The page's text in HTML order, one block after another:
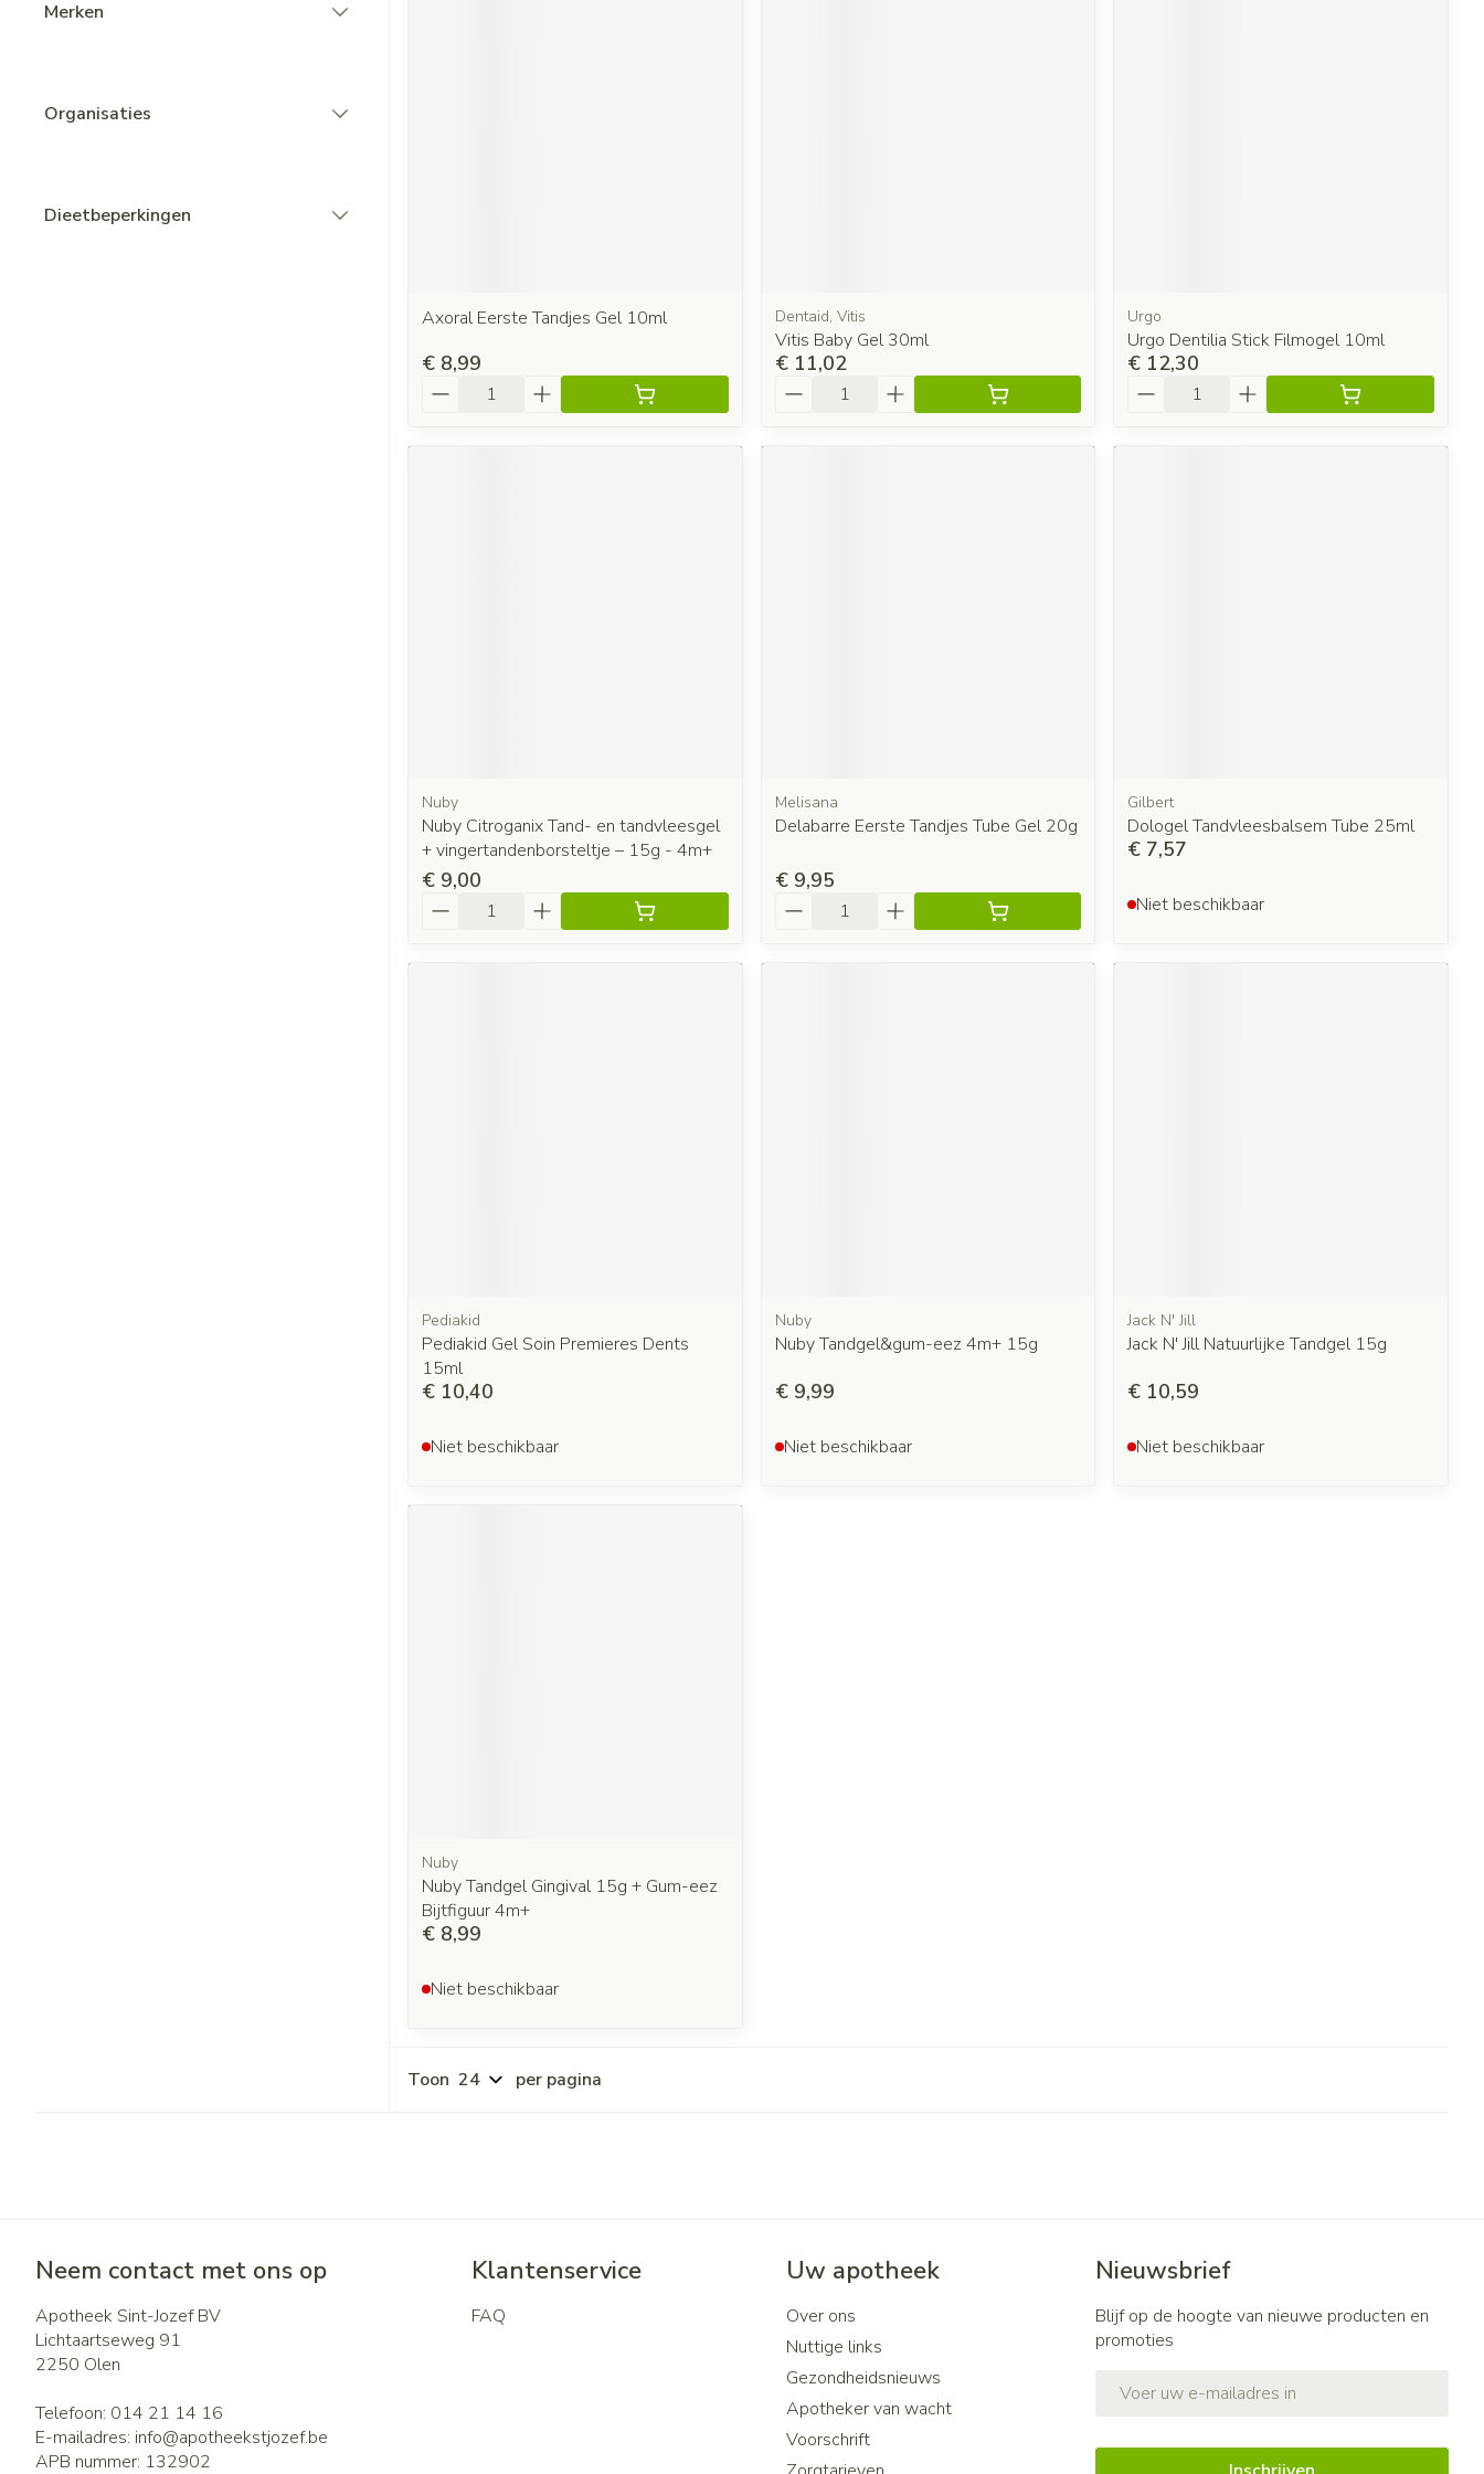
Merken
Organisaties
Dieetbeperkingen
Axoral Eerste Tandjes Gel 10ml
€ 8,99
Dentaid, Vitis
Vitis Baby Gel 30ml
€ 11,02
Urgo
Urgo Dentilia Stick Filmogel 10ml
€ 12,30
Nuby
Nuby Citroganix Tand- en tandvleesgel
+ vingertandenborsteltje – 15g - 4m+
€ 9,00
Melisana
Delabarre Eerste Tandjes Tube Gel 20g
€ 9,95
Gilbert
Dologel Tandvleesbalsem Tube 25ml
€ 7,57
Niet beschikbaar
Pediakid
Pediakid Gel Soin Premieres Dents
15ml
€ 10,40
Niet beschikbaar
Nuby
Nuby Tandgel&gum-eez 4m+ 15g
€ 9,99
Niet beschikbaar
Jack N' Jill
Jack N' Jill Natuurlijke Tandgel 15g
€ 10,59
Niet beschikbaar
Nuby
Nuby Tandgel Gingival 15g + Gum-eez
Bijtfiguur 4m+
€ 8,99
Niet beschikbaar
Toon per pagina
Neem contact met ons op
Apotheek Sint-Jozef BV
Lichtaartseweg 91
2250 Olen
Telefoon: 014 21 14 16
E-mailadres: info@apotheekstjozef.be
APB nummer: 132902
Klantenservice
FAQ
Uw apotheek
Over ons
Nuttige links
Gezondheidsnieuws
Apotheker van wacht
Voorschrift
Nieuwsbrief
Blijf op de hoogte van nieuwe producten en
promoties